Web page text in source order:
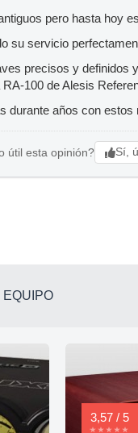
pero hasta hoy
su servicio
precisos y definidos
100 de Alesis
durante años con estos
útil esta opinión? Sí,
EQUIPO
3,57 / 5